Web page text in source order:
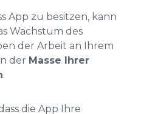
App zu besitzen, kann
Wachstum des
der Arbeit an Ihrem
der Masse Ihrer
.
die App Ihre